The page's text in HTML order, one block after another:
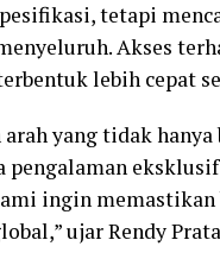
tetapi
Akses
lebih cepat
yang tidak
ingin
ujar Rendy